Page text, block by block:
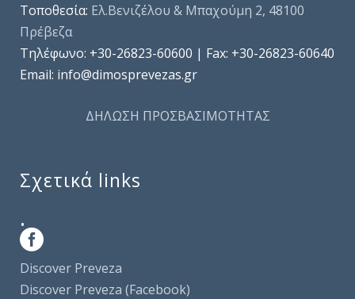
Τοποθεσία: Ελ.Βενιζέλου & Μπαχούμη 2, 48100
Πρέβεζα
Τηλέφωνo: +30-26823-60600 | Fax: +30-26823-60640
Email: info@dimosprevezas.gr
ΔΗΛΩΣΗ ΠΡΟΣΒΑΣΙΜΟΤΗΤΑΣ
Σχετικά links
.
Discover Preveza
Discover Preveza (Facebook)